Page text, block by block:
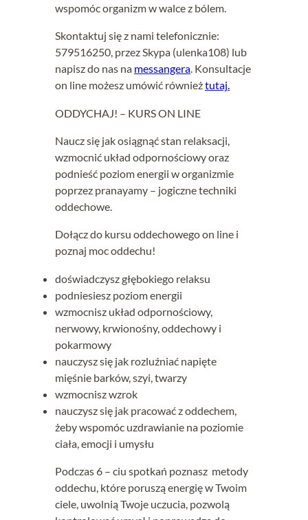
wspomóc organizm w walce z bólem.
Skontaktuj się z nami telefonicznie:
579516250, przez Skypa (ulenka108) lub
napisz do nas na messangera. Konsultacje
on line możesz umówić równieżtutaj.
ODDYCHAJ! – KURS ON LINE
Naucz się jak osiągnąć stan relaksacji,
wzmocnić układ odpornościowy oraz
podnieść poziom energii w organizmie
poprzez pranayamy – jogiczne techniki
oddechowe.
Dołącz do kursu oddechowego on line i
poznaj moc oddechu!
doświadczysz głębokiego relaksu
podniesiesz poziom energii
wzmocnisz układ odpornościowy,
nerwowy, krwionośny, oddechowy i
pokarmowy
nauczysz się jak rozluźniać napięte
mięśnie barków, szyi, twarzy
wzmocnisz wzrok
nauczysz się jak pracować z oddechem,
żeby wspomóc uzdrawianie na poziomie
ciała, emocji i umysłu
Podczas 6 – ciu spotkań poznasz metody
oddechu, które poruszą energię w Twoim
ciele, uwolnią Twoje uczucia, pozwolą